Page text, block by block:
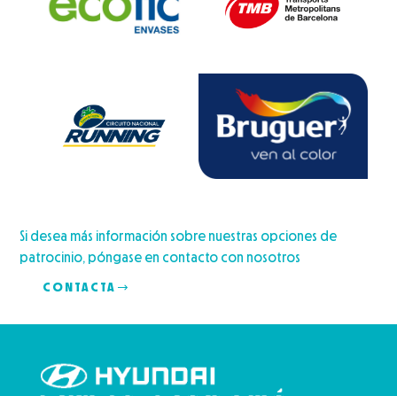
Si desea más información sobre nuestras opciones de
patrocinio, póngase en contacto con nosotros
CONTACTA